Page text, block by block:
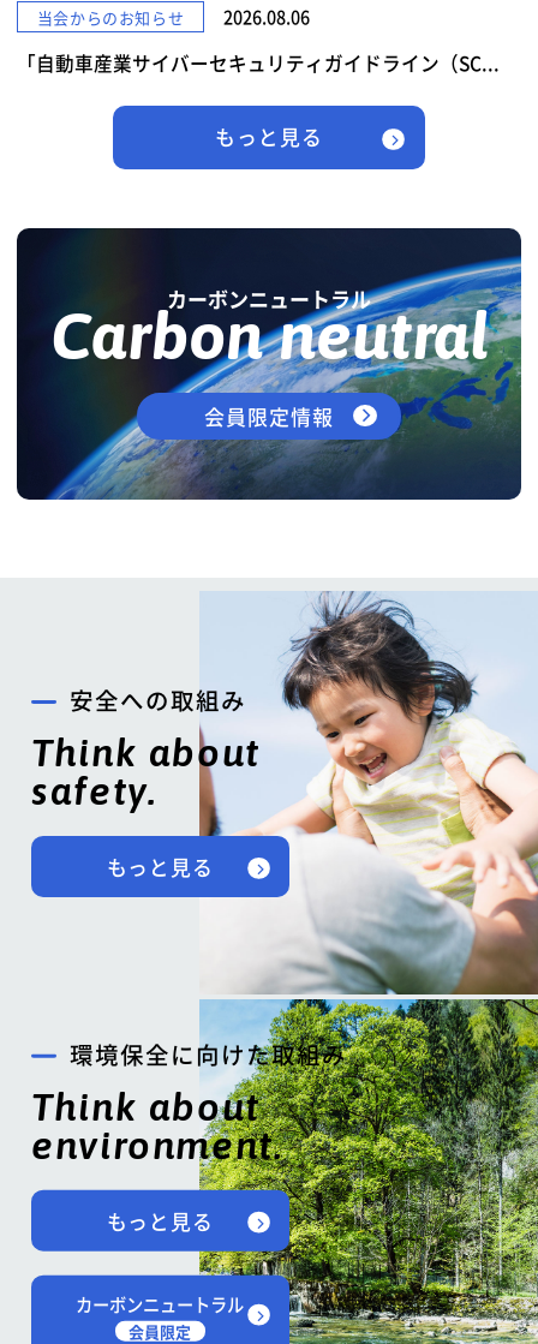
当会からのお知らせ 2026.08.06
「自動車産業サイバーセキュリティガイドライン（SC...
もっと見る
カーボンニュートラル
Carbon neutral
会員限定情報
安全への取組み
Think about
safety.
もっと見る
環境保全に向けた取組み
Think about
environment.
もっと見る
カーボンニュートラル
会員限定